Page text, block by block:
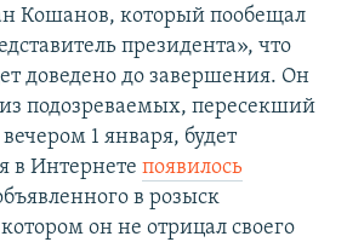
Кошанов, который пообещал
президента», что
доведено до завершения. Он
подозреваемых, пересекший
1 января, будет
в Интернете появилось
в розыск
он не отрицал своего